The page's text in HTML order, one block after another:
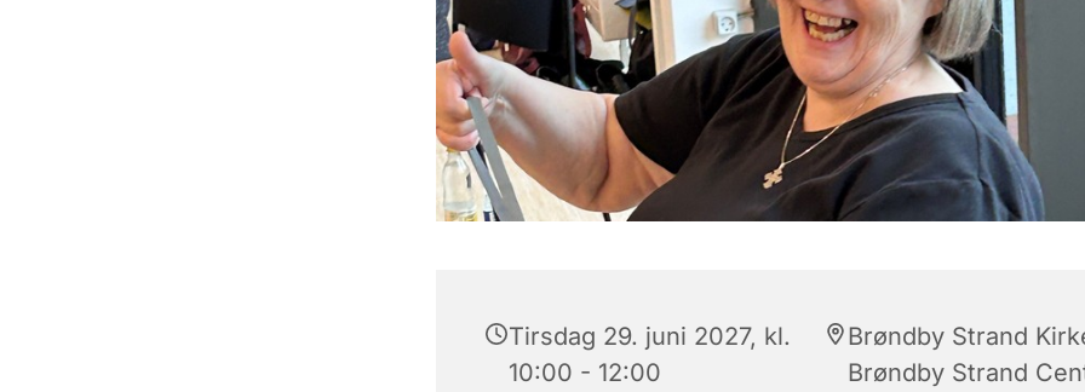
Tirsdag 29. juni 2027, kl.
10:00 - 12:00
Brøndby Strand
Brøndby Strand